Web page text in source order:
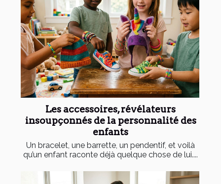
Les accessoires, révélateurs
insoupçonnés de la personnalité des
enfants
Un bracelet, une barrette, un pendentif, et voilà
qu’un enfant raconte déjà quelque chose de lui....